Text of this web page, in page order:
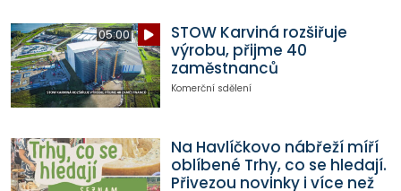
05:00
STOW Karviná rozšiřuje
výrobu, přijme 40
zaměstnanců
Komerční sdělení
Na Havlíčkovo nábřeží míří
oblíbené Trhy, co se hledají.
Přivezou novinky i více než